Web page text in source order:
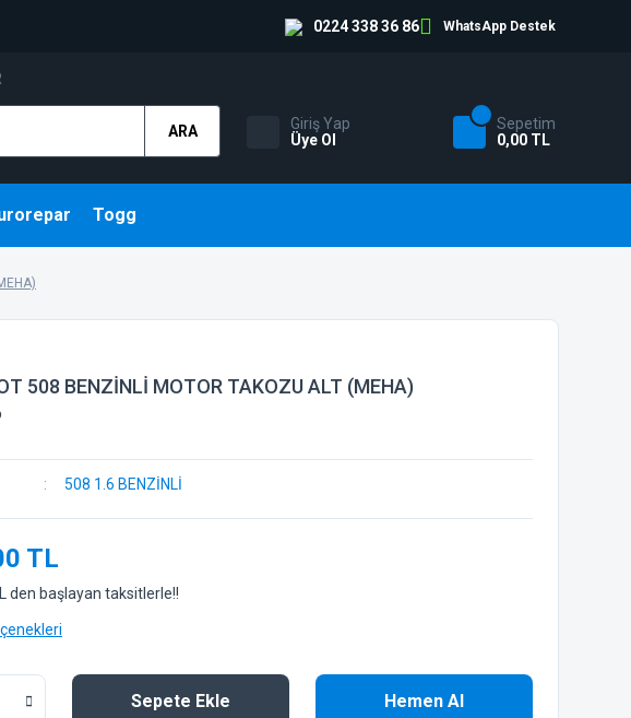
0224 338 36 86 WhatsApp Destek
ARA
Giriş Yap
Üye Ol
Sepetim
0,00 TL
Togg
508 BENZİNLİ MOTOR TAKOZU ALT (MEHA)
508 1.6 BENZİNLİ
TL
den başlayan taksitlerle!!
Sepete Ekle Hemen Al